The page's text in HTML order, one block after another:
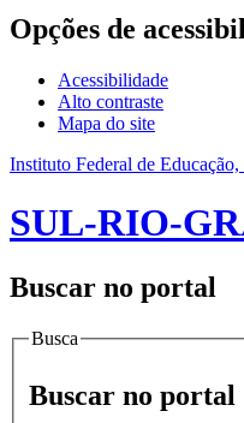
Opções de
Acessibilidade
Alto contraste
Mapa do site
Instituto Federal de
SUL-RIO-
Buscar no portal
Busca
Buscar no portal